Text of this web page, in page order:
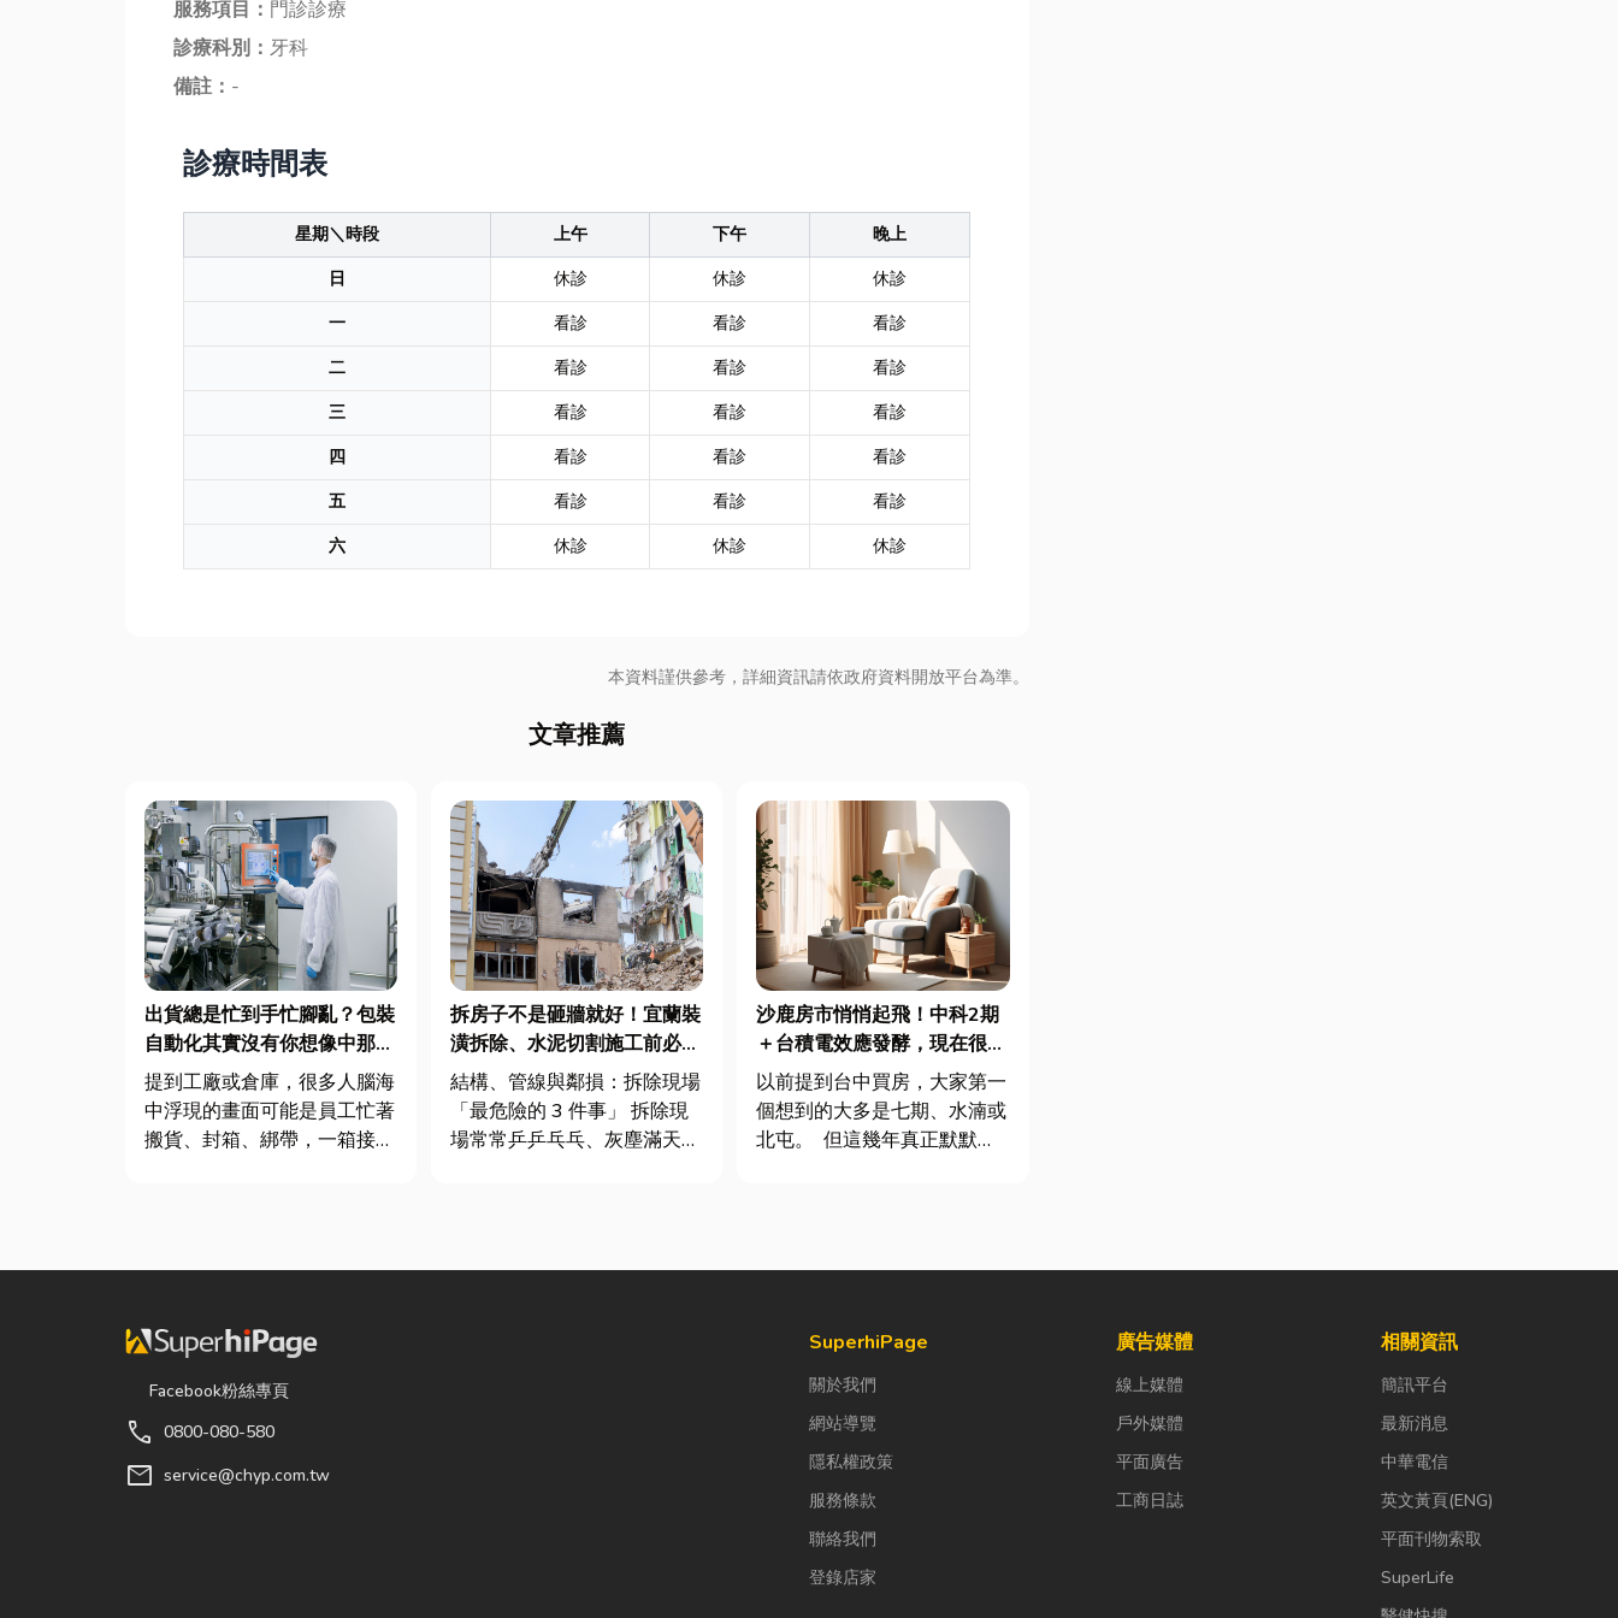
服務項目： 門診診療
診療科別： 牙科
備註： -
診療時間表
星期＼時段 上午 下午
晚上
日
休診 休診
休診
一
看診 看診
看診
二
看診 看診
看診
三
看診 看診
看診
四
看診 看診
看診
五
看診 看診
看診
六
休診 休診 休診
本資料謹供參考，詳細資訊請依政府資料開放平台為準。
文章推薦
出貨總是忙到手忙腳亂？包裝
自動化其實沒有你想像中那麼
遙遠！
提到工廠或倉庫，很多人腦海
中浮現的畫面可能是員工忙著
搬貨、封箱、綁帶，一箱接著
電子...
拆房子不是砸牆就好！宜蘭裝
潢拆除、水泥切割施工前必看
的避坑指南，專家曝這 3 件事
最危險！
結構、管線與鄰損：拆除現場
「最危險的 3 件事」 拆除現
場常常乒乒乓乓、灰塵滿天
沙鹿房市悄悄起飛！中科2期
＋台積電效應發酵，現在很多
人開始看海線
以前提到台中買房，大家第一
個想到的大多是七期、水湳或
北屯。 但這幾年真正默默崛
Facebook粉絲專頁
call 0800-080-580
mail service@chyp.com.tw
SuperhiPage
關於我們
網站導覽
隱私權政策
服務條款
聯絡我們
登錄店家
廣告媒體
線上媒體
戶外媒體
平面廣告
工商日誌
相關資訊
簡訊平台
最新消息
中華電信
英文黃頁(ENG)
平面刊物索取
SuperLife